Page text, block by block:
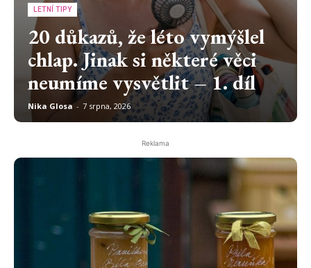
LETNÍ TIPY
20 důkazů, že léto vymýšlel
chlap. Jinak si některé věci
neumíme vysvětlit – 1. díl
Nika Glosa - 7 srpna, 2026
Reklama